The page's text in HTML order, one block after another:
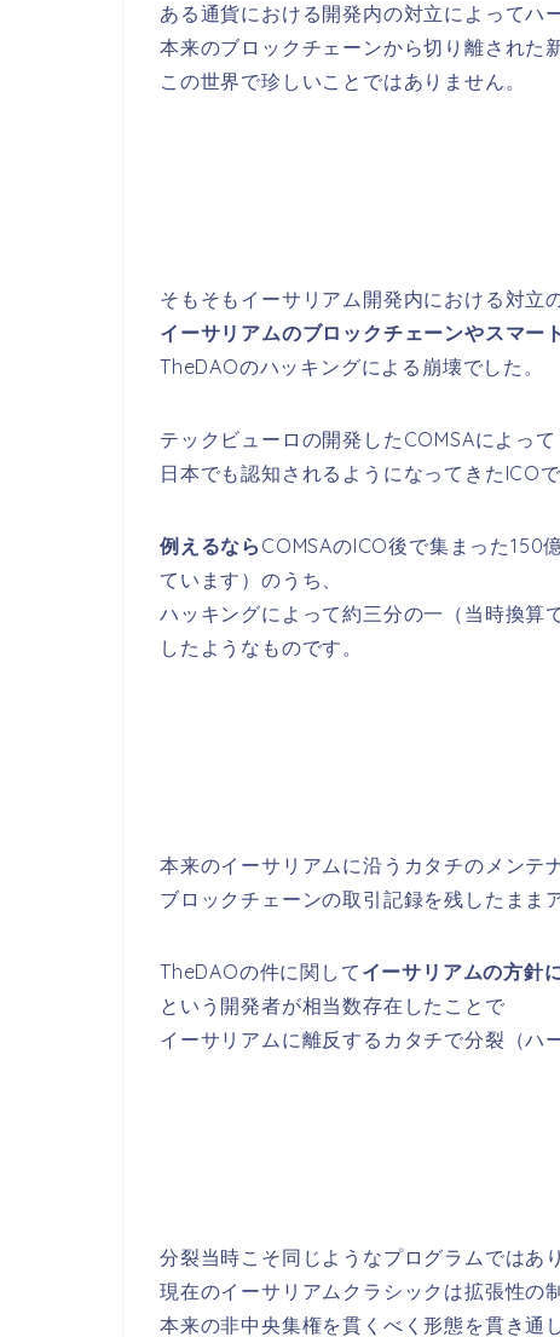
ある通貨における開発内の対立によってハ
本来のブロックチェーンから切り離された
この世界で珍しいことではありません。
そもそもイーサリアム開発内における対立
イーサリアムのブロックチェーンやスマー
TheDAOのハッキングによる崩壊でした。
テックビューロの開発したCOMSAによって
日本でも認知されるようになってきたICOで
例えるなら COMSAのICO後で集まった150
ています）のうち、
ハッキングによって約三分の一（当時換算
したようなものです。
本来のイーサリアムに沿うカタチのメンテ
ブロックチェーンの取引記録を残したまま
TheDAOの件に関して イーサリアムの方針
という開発者が相当数存在したことで
イーサリアムに離反するカタチで分裂（ハ
分裂当時こそ同じようなプログラムではあ
現在のイーサリアムクラシックは拡張性の
本来の非中央集権を貫くべく形態を貫き通